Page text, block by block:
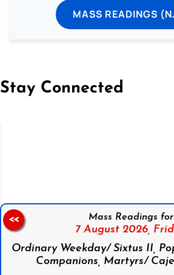
MASS READINGS
Stay Connected
Mass Readings for
7 August 2026,
Ordinary Weekday/ Sixtus II,
Companions, Martyrs/
<<